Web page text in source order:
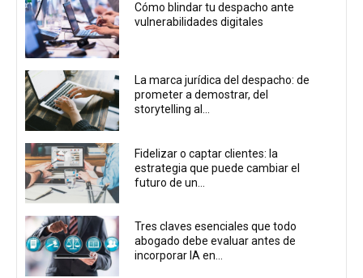
Cómo blindar tu despacho ante
vulnerabilidades digitales
La marca jurídica del despacho: de
prometer a demostrar, del
storytelling al...
Fidelizar o captar clientes: la
estrategia que puede cambiar el
futuro de un...
Tres claves esenciales que todo
abogado debe evaluar antes de
incorporar IA en...